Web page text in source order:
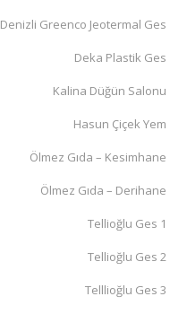
Denizli Greenco Jeotermal Ges
Deka Plastik Ges
Kalina Düğün Salonu
Hasun Çiçek Yem
Ölmez Gıda – Kesimhane
Ölmez Gıda – Derihane
Tellioğlu Ges 1
Tellioğlu Ges 2
Telllioğlu Ges 3